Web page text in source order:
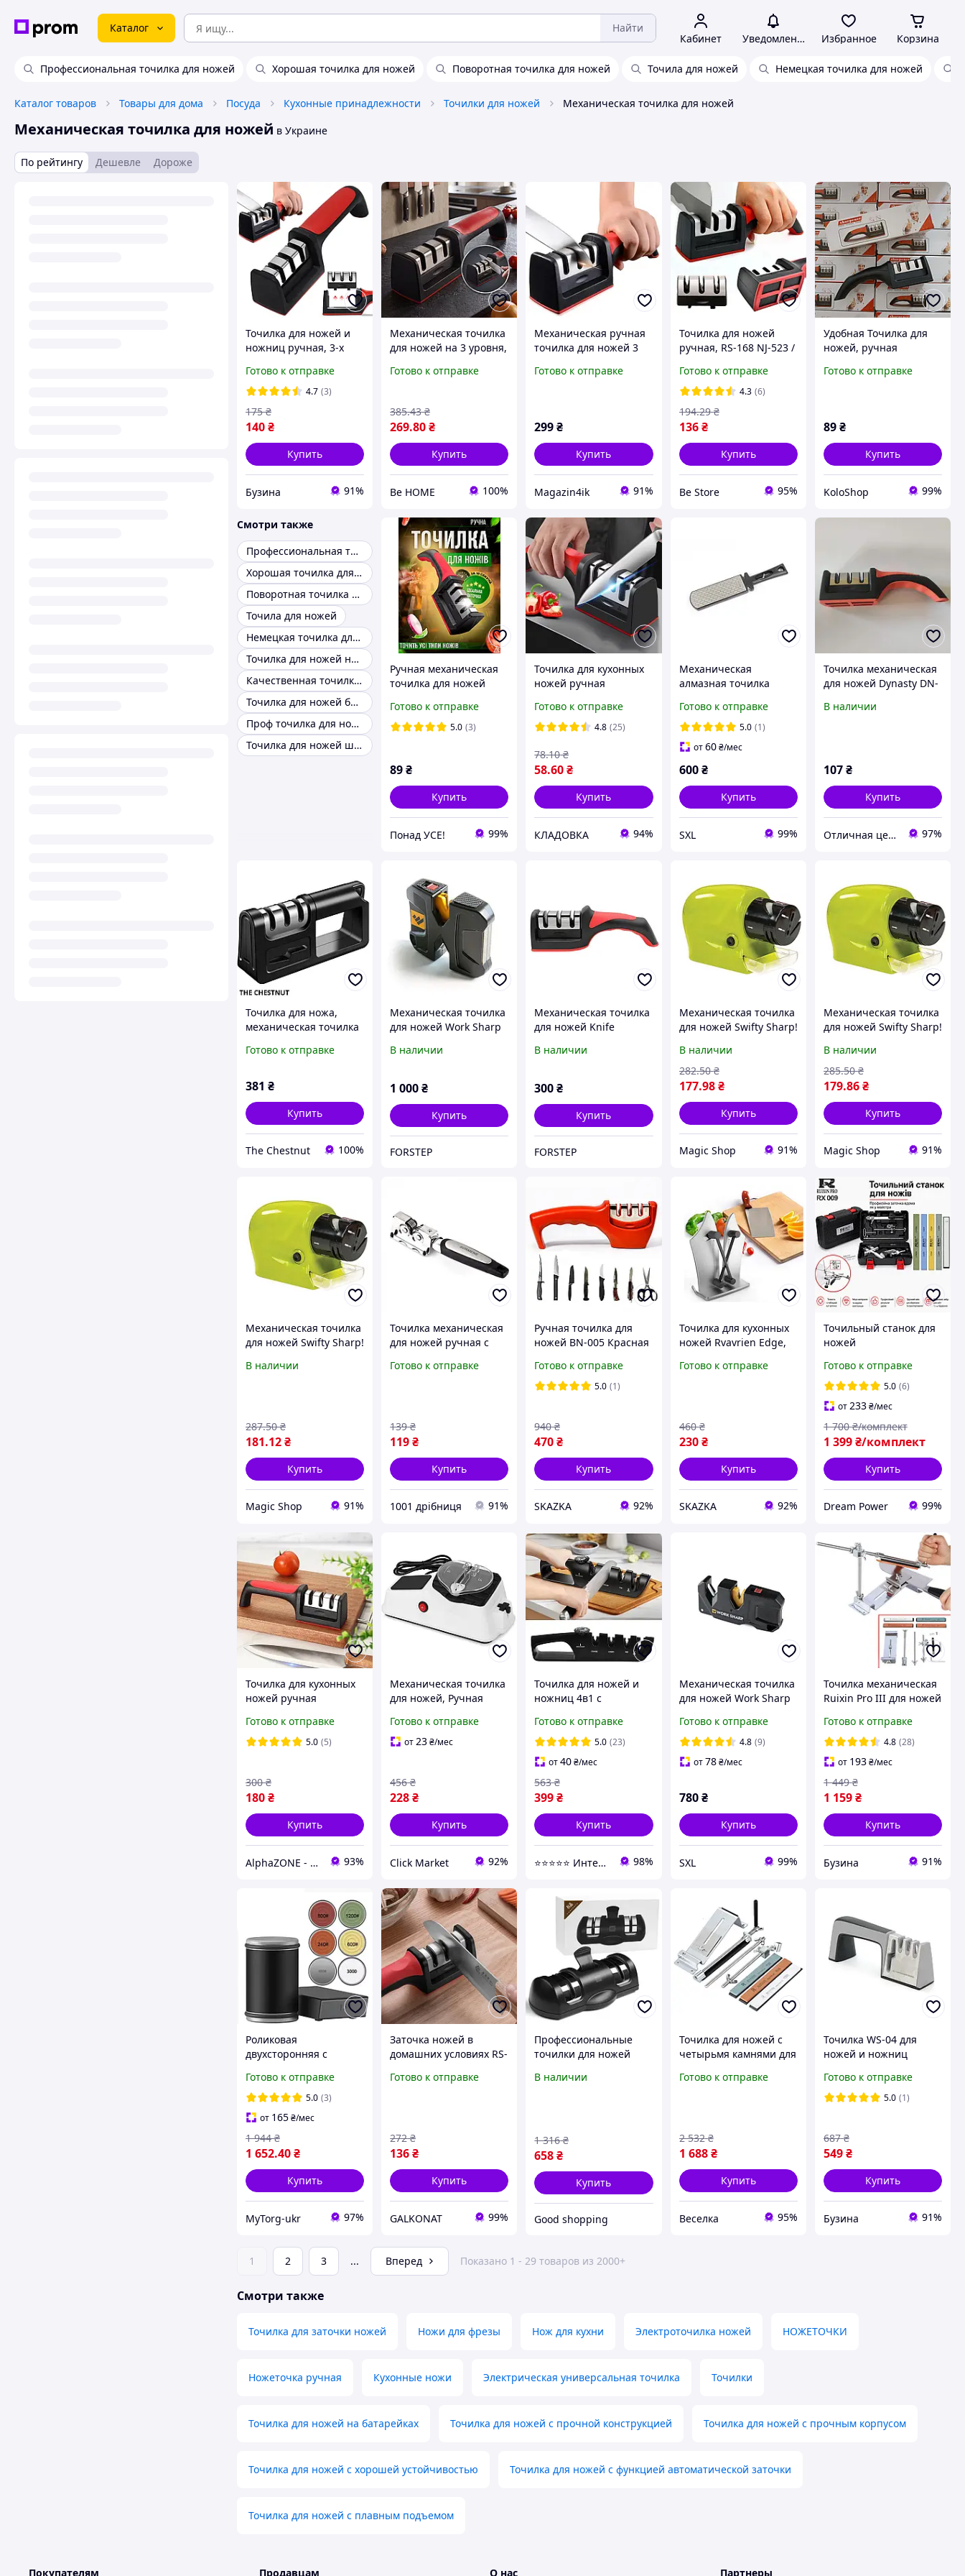
Каталог Найти
Кабинет Уведомления Избранное Корзина
Профессиональная точилка для ножей Хорошая точилка для ножей Поворотная точилка для ножей Точила для ножей Немецкая точилка для ножей
Каталог товаров Товары для дома Посуда Кухонные принадлежности Точилки для ножей Механическая точилка для ножей
Механическая точилка для ножей в Украине
По рейтингу Дешевле Дороже
Точилка для ножей и
ножниц ручная, 3-х
Ножеточка /
Механическая точилка
для ножей / Ручная
точилка
Готово к отправке
4.7 (3)
140₴
175 ₴
Купить
Бузина 91%
Механическая точилка
для ножей на 3 уровня,
Черная / Кухонная
Кухонная
механическая точилка
Готово к отправке
269.80₴
385.43 ₴
Купить
Be HOME 100%
Механическая ручная
точилка для ножей 3
Готово к отправке
299₴
Купить
Magazin4ik 91%
Точилка для ножей
ручная, RS-168 NJ-523 /
для ножей с ручкой /
Кухонная ножеточка
Готово к отправке
4.3 (6)
136 ₴
194.29 ₴
Купить
Be Store 95%
Удобная Точилка для
ножей, ручная
ступенчатой заточки
ножей механическая
Готово к отправке
89₴
Купить
KoloShop 99%
Смотри также
Профессиональная точилка для ножей
Хорошая точилка для ножей
Поворотная точилка для ножей
Точила для ножей
Немецкая точилка для ножей
Точилка для ножей настольная
Качественная точилка для ножей
Точилка для ножей бытовая
Проф точилка для ножей
Точилка для ножей швейцария
Ручная механическая
точилка для ножей
видами заточки,
быстрая заточка,
Готово к отправке
5.0 (3)
89₴
Купить
Понад УСЕ! 99%
Точилка для кухонных
ножей ручная
Ножеточка
универсальная
Готово к отправке
4.8 (25)
58.60₴
78.10 ₴
Купить
КЛАДОВКА 94%
Механическая
алмазная точилка
ножей, ножниц и
топоров с карбидными
и керамическими
Готово к отправке
5.0 (1)
от60 ₴/мес
600 ₴
Купить
SXL 99%
Точилка механическая
для ножей Dynasty DN-
В наличии
107₴
Купить
Отличная цена 97%
Точилка для ножа,
механическая точилка
кухонная, черная The
Готово к отправке
381 ₴
Купить
The Chestnut 100%
Механическая точилка
для ножей Work Sharp
В наличии
1 000₴
Купить
FORSTEP
Механическая точилка
для ножей Knife
168
В наличии
300₴
Купить
FORSTEP
Механическая точилка
для ножей Swifty Sharp!
В наличии
177.98 ₴
282.50 ₴
Купить
Magic Shop 91%
Механическая точилка
для ножей Swifty Sharp!
В наличии
179.86₴
285.50 ₴
Купить
Magic Shop 91%
Механическая точилка
для ножей Swifty Sharp!
В наличии
181.12₴
287.50 ₴
Купить
Magic Shop 91%
Точилка механическая
для ножей ручная с
металлическая для
эргономичным
Готово к отправке
119₴
139 ₴
Купить
1001 дрібниця 91%
Ручная точилка для
ножей BN-005 Красная
точилка для кухонных
ножей
Готово к отправке
5.0 (1)
470₴
940 ₴
Купить
SKAZKA 92%
Точилка для кухонных
ножей Rvavrien Edge,
механическая точилка
Готово к отправке
230 ₴
460 ₴
Купить
SKAZKA 92%
Точильный станок для
ножей
точилка RUIXIN PRO + 5
брусков станок для
заточки ножей
Готово к отправке
5.0 (6)
от233₴/мес
1 399₴/комплект
1 700 ₴/комплект
Купить
Dream Power 99%
Точилка для кухонных
ножей ручная
Ножеточка
универсальная
Готово к отправке
5.0 (5)
180₴
300 ₴
Купить
AlphaZONE - Интернет гипермаркет 93%
Механическая точилка
для ножей, Ручная
Быстрая электрическая
FH-66
Готово к отправке
от23₴/мес
228₴
456 ₴
Купить
Click Market 92%
Точилка для ножей и
ножниц 4в1 с
заточки 14°-24° /
Ножеточка / Ручная
точилка кухонная /
Механическая точилка
Готово к отправке
5.0 (23)
от40₴/мес
399₴
563 ₴
Купить
⭐⭐⭐⭐⭐ Интернет магазин Добра Мама 98%
Механическая точилка
для ножей Work Sharp
Готово к отправке
4.8 (9)
от78 ₴/мес
780 ₴
Купить
SXL 99%
Точилка механическая
Ruixin Pro III для ножей
камнями
нержавеющая сталь
3958393 м.жабка
Готово к отправке
4.8 (28)
от 193₴/мес
1 159₴
1 449 ₴
Купить
Бузина 91%
Роликовая
двухсторонняя с
углом заточки 15°
Точилка для ножей
Чёрный
Готово к отправке
5.0 (3)
от 165₴/мес
1 652.40₴
1 944 ₴
Купить
MyTorg-ukr 97%
Заточка ножей в
домашних условиях RS-
заточки ножей на
Готово к отправке
136₴
272 ₴
Купить
GALKONAT 99%
Профессиональные
точилки для ножей
точилка для ножей,
В наличии
658₴
1 316 ₴
Купить
Good shopping
Точилка для ножей с
четырьмя камнями для
ножниц удобное
пользователей
Готово к отправке
1 688 ₴
2 532 ₴
Купить
Веселка 95%
Точилка WS-04 для
ножей и ножниц
pelican
Готово к отправке
5.0 (1)
549₴
687 ₴
Купить
Бузина 91%
1 2 3 ... Вперед Показано 1 - 29 товаров из 2000+
Смотри также
Точилка для заточки ножей Ножи для фрезы Нож для кухни Электроточилка ножей НОЖЕТОЧКИ
Ножеточка ручная Кухонные ножи Электрическая универсальная точилка Точилки
Точилка для ножей на батарейках Точилка для ножей с прочной конструкцией Точилка для ножей с прочным корпусом
Точилка для ножей с хорошей устойчивостью Точилка для ножей с функцией автоматической заточки
Точилка для ножей с плавным подъемом
Покупателям Продавцам О нас Партнеры